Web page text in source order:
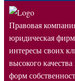
Правовая
юридическая
интересы своих
высокого
форм